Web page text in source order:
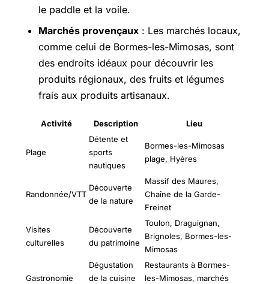
le paddle et la voile.
Marchés provençaux : Les marchés locaux,
comme celui de Bormes-les-Mimosas, sont
des endroits idéaux pour découvrir les
produits régionaux, des fruits et légumes
frais aux produits artisanaux.
Activité Description Lieu
Plage
Détente et
sports
nautiques
Bormes-les-Mimosas
plage, Hyères
Randonnée/VTT
Découverte
de la nature
Massif des Maures,
Chaîne de la Garde-
Freinet
Visites
culturelles
Découverte
du patrimoine
Toulon, Draguignan,
Brignoles, Bormes-les-
Mimosas
Gastronomie
Dégustation
de la cuisine
Restaurants à Bormes-
les-Mimosas, marchés